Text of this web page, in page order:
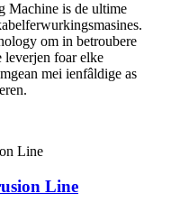
Machine is de ultime
om in betroubere
leverjen foar elke
mei ienfâldige as
Line